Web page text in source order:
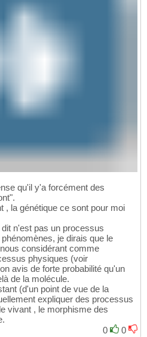
qu'il y'a forcément des
, la génétique ce sont pour moi
n'est pas un processus
je dirais que le
considérant comme
physiques (voir
avis de forte probabilité qu'un
de la molécule.
(d'un point de vue de la
expliquer des processus
vivant , le morphisme des
0
0